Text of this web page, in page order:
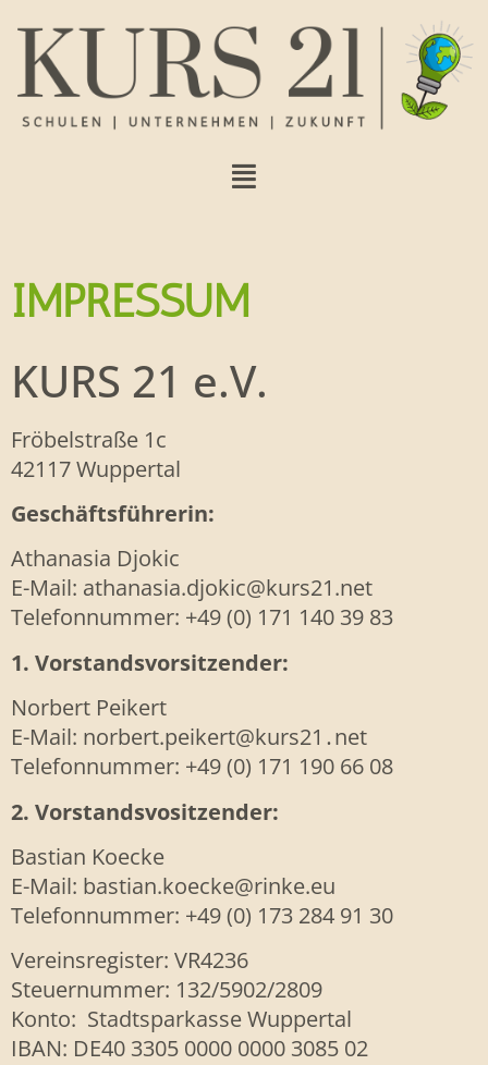
IMPRESSUM
KURS 21 e.V.
Fröbelstraße 1c
42117 Wuppertal
Geschäftsführerin:
Athanasia Djokic
E-Mail: athanasia.djokic@kurs21.net
Telefonnummer: +49 (0) 171 140 39 83
1. Vorstandsvorsitzender:
Norbert Peikert
E-Mail: norbert.peikert@kurs21․net
Telefonnummer: +49 (0) 171 190 66 08
2. Vorstandsvositzender:
Bastian Koecke
E-Mail: bastian.koecke@rinke.eu
Telefonnummer: +49 (0) 173 284 91 30
Vereinsregister: VR4236
Steuernummer: 132/5902/2809
Konto: Stadtsparkasse Wuppertal
IBAN: DE40 3305 0000 0000 3085 02